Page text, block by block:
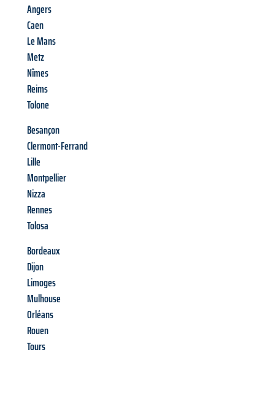
Angers
Caen
Le Mans
Metz
Nîmes
Reims
Tolone
Besançon
Clermont-Ferrand
Lille
Montpellier
Nizza
Rennes
Tolosa
Bordeaux
Dijon
Limoges
Mulhouse
Orléans
Rouen
Tours